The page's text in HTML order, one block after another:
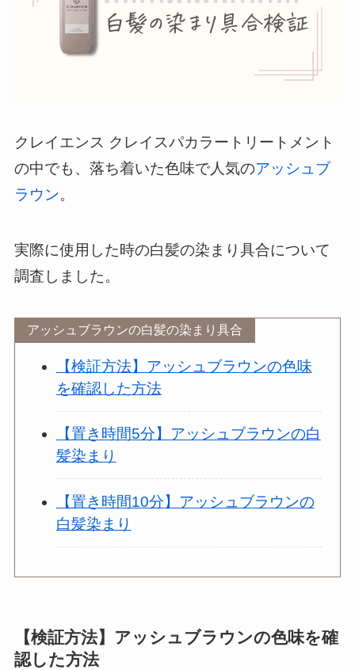
クレイエンス クレイスパカラートリートメント
の中でも、落ち着いた色味で人気のアッシュブ
ラウン。
実際に使用した時の白髪の染まり具合について
調査しました。
アッシュブラウンの白髪の染まり具合
【検証方法】アッシュブラウンの色味
を確認した方法
【置き時間5分】アッシュブラウンの白
髪染まり
【置き時間10分】アッシュブラウンの
白髪染まり
【検証方法】アッシュブラウンの色味を確
認した方法